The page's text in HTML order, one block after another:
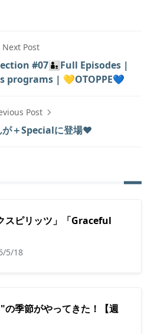
Next Post
#07🧑‍🧒Full Episodes |
programs | 💛OTOPPE💙
Post
が＋Specialに登場❤️
スピリッツ」「Graceful
5/18
季節がやってきた！【週